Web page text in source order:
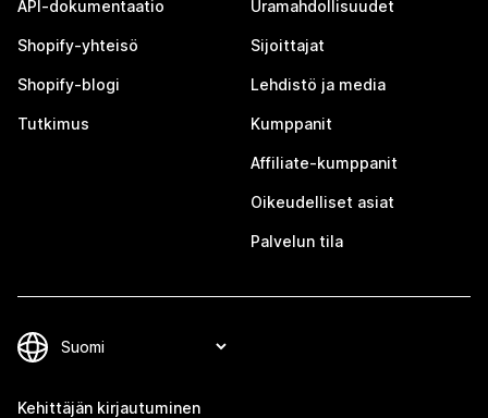
API-dokumentaatio
Shopify-yhteisö
Shopify-blogi
Tutkimus
Uramahdollisuudet
Sijoittajat
Lehdistö ja media
Kumppanit
Affiliate-kumppanit
Oikeudelliset asiat
Palvelun tila
Kehittäjän kirjautuminen